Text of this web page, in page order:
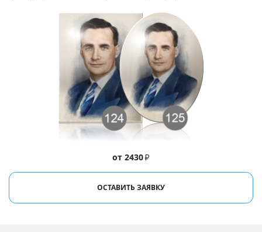
от 2430₽
ОСТАВИТЬ ЗАЯВКУ